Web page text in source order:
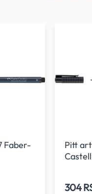
Faber-
Pitt
Castell
304